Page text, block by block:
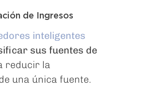
de Ingresos
inteligentes
sus fuentes de
reducir la
una única fuente.